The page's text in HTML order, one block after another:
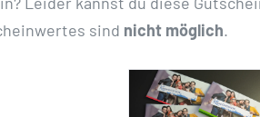
sind nicht möglich.